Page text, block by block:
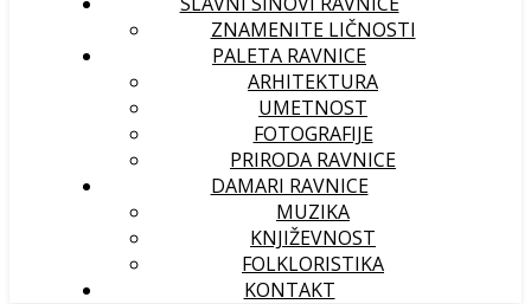
ZNAMENITE LIČNOSTI
PALETA RAVNICE
ARHITEKTURA
UMETNOST
FOTOGRAFIJE
PRIRODA RAVNICE
DAMARI RAVNICE
MUZIKA
KNJIŽEVNOST
FOLKLORISTIKA
KONTAKT